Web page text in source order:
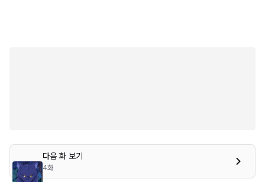
다음 화 보기
4화